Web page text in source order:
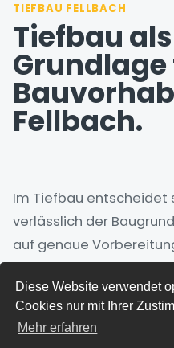
Diese Website verwendet
Cookies nur mit Ihrer
Mehr erfahren
TIEFBAU FELLBACH
Tiefbau
Fellbach.
Im Tiefbau entscheidet
verlässlich der
auf genaue
saubere
Zum Leistungsbereich
Aushub, Baugruben,
die Vorbereitung der